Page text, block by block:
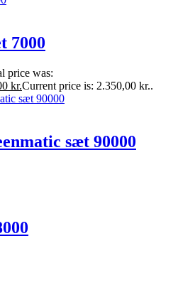
7000
price was:
kr.Current price is: 2.350,00 kr..
sæt 90000